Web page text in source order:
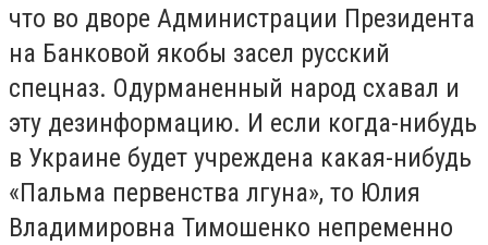
что во дворе Администрации Президента
на Банковой якобы засел русский
спецназ. Одурманенный народ схавал и
эту дезинформацию. И если когда-нибудь
в Украине будет учреждена какая-нибудь
«Пальма первенства лгуна», то Юлия
Владимировна Тимошенко непременно